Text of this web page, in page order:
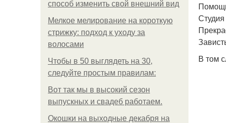
способ изменить свой внешний вид
Мелкое мелирование на короткую
стрижку: подход к уходу за
волосами
Чтобы в 50 выглядеть на 30,
следуйте простым правилам:
Вот так мы в высокий сезон
выпускных и свадеб работаем.
Окошки на выходные декабря на
В том